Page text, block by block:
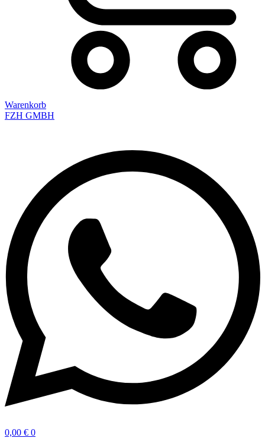
Warenkorb
FZH GMBH
0,00 € 0